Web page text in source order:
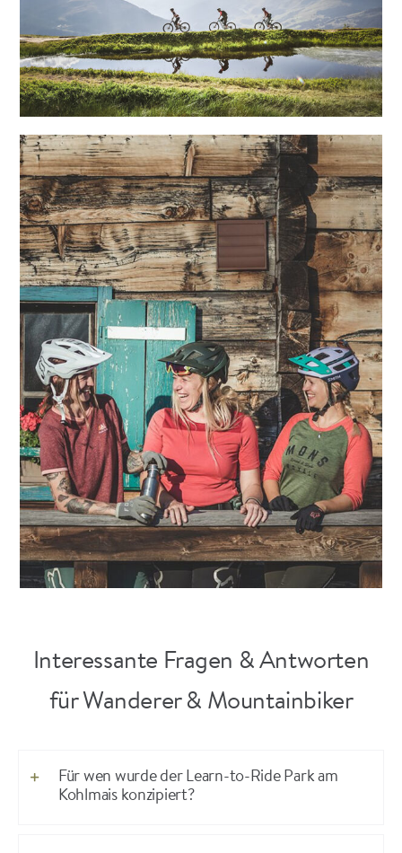
Interessante Fragen & Antworten
für Wanderer & Mountainbiker
Für wen wurde der Learn-to-Ride Park am
Kohlmais konzipiert?